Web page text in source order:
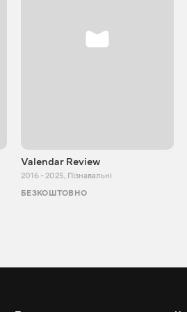
Valendar Review
2016 - 2025, Пізнавальні
БЕЗКОШТОВНО